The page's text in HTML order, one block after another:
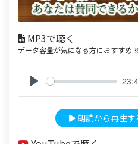
MP3で聴く
データ容量が気になる方におすすめ
朗読から再生す